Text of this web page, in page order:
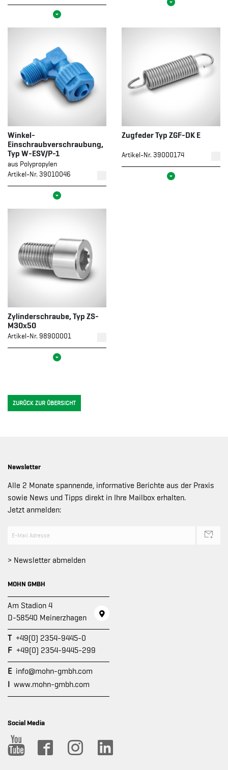
Winkel-
Einschraubverschraubung,
Typ W-ESV/P-1
aus Polypropylen
Artikel-Nr. 39010046
Zugfeder Typ ZGF-DK E
Artikel-Nr. 39000174
Zylinderschraube, Typ ZS-
M30x50
Artikel-Nr. 98900001
ZURÜCK ZUR ÜBERSICHT
Newsletter
Alle 2 Monate spannende, informative Berichte aus der Praxis
sowie News und Tipps direkt in Ihre Mailbox erhalten.
Jetzt anmelden:
> Newsletter abmelden
MOHN GMBH
Am Stadion 4
D-58540 Meinerzhagen
T +49(0) 2354-9445-0
F +49(0) 2354-9445-299
E info@mohn-gmbh.com
I www.mohn-gmbh.com
Social Media